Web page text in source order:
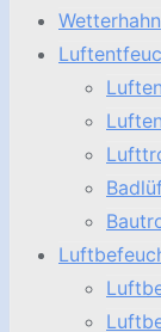
Wetterhahn